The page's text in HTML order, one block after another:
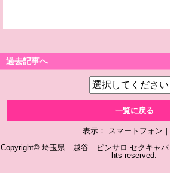
過去記事へ
一覧に戻る
表示： スマートフォン｜
Copyright© 埼玉県 越谷 ピンサロ セクキャバ
hts reserved.